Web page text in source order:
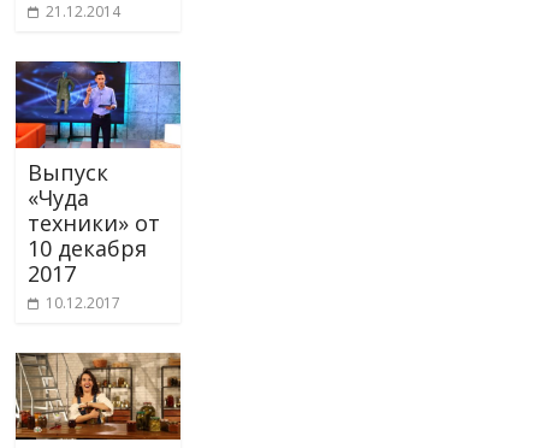
21.12.2014
Выпуск
«Чуда
техники» от
10 декабря
2017
10.12.2017